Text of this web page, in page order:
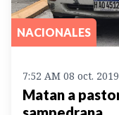
NACIONALES
7:52 AM 08 oct. 2019
Matan a